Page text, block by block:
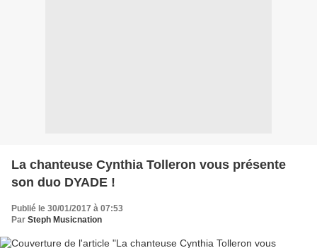
La chanteuse Cynthia Tolleron vous présente
son duo DYADE !
Publié le 30/01/2017 à 07:53
Par Steph Musicnation